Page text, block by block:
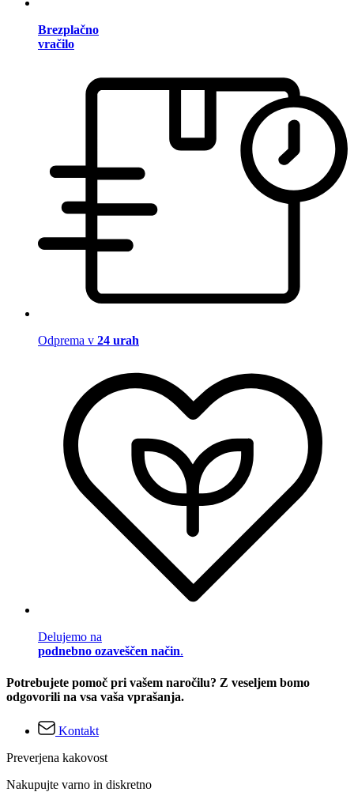
Brezplačno
vračilo
Odprema v 24 urah
Delujemo na
podnebno ozaveščen način.
Potrebujete pomoč pri vašem naročilu? Z veseljem bomo
odgovorili na vsa vaša vprašanja.
Kontakt
Preverjena kakovost
Nakupujte varno in diskretno